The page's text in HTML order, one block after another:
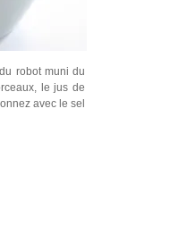
robot muni du
le jus de
avec le sel